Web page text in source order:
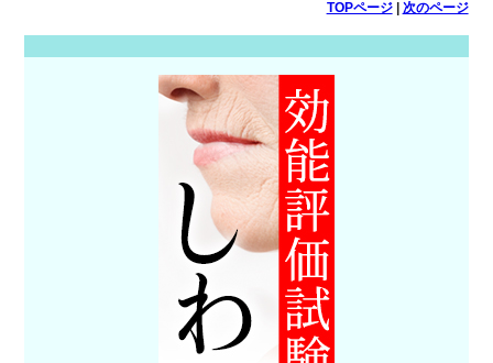
TOPページ| 次のページ